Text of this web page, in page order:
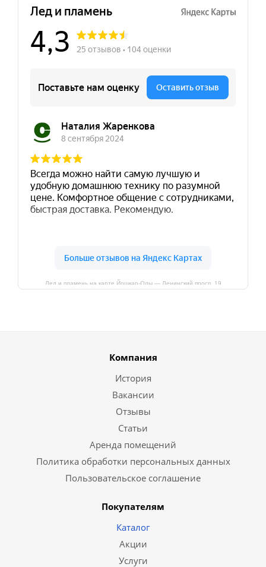
Лед и пламень на карте Йошкар‑Олы — Ленинский просп.,19
Компания
История
Вакансии
Отзывы
Статьи
Аренда помещений
Политика обработки персональных данных
Пользовательское соглашение
Покупателям
Каталог
Акции
Услуги